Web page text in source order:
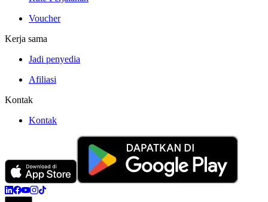
Voucher
Kerja sama
Jadi penyedia
Afiliasi
Kontak
Kontak